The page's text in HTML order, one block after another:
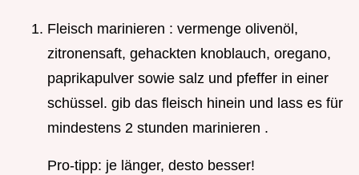
Fleisch marinieren : vermenge olivenöl,
zitronensaft, gehackten knoblauch, oregano,
paprikapulver sowie salz und pfeffer in einer
schüssel. gib das fleisch hinein und lass es für
mindestens 2 stunden marinieren .
Pro-tipp: je länger, desto besser!